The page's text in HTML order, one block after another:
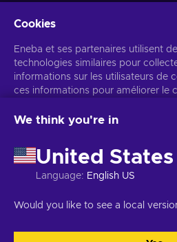
Vous pouvez vous désabonner à tout
Copyright © 2026 Eneba. Tous droits
Cookies
Eneba et ses partenaires utilisent
technologies similaires pour
informations sur les utilisateurs de
ces informations pour améliorer le
également être utilisées pour
l'utilisation de ces technologies par
Vous pouvez ajuster votre
« Personnaliser ».
Google, consultezSécurité et
We think you're in
United
Language: English US
Would you like to see a local